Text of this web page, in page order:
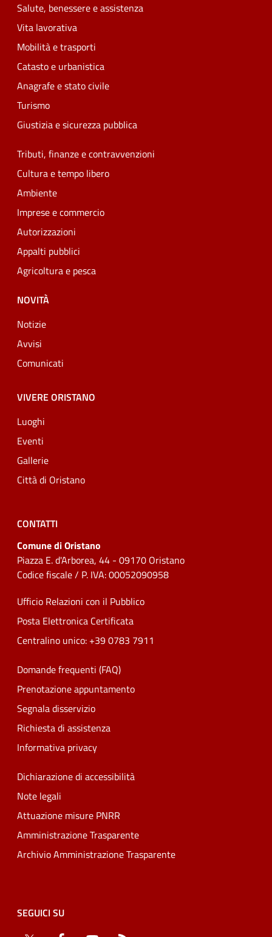
Salute, benessere e assistenza
Vita lavorativa
Mobilità e trasporti
Catasto e urbanistica
Anagrafe e stato civile
Turismo
Giustizia e sicurezza pubblica
Tributi, finanze e contravvenzioni
Cultura e tempo libero
Ambiente
Imprese e commercio
Autorizzazioni
Appalti pubblici
Agricoltura e pesca
NOVITÀ
Notizie
Avvisi
Comunicati
VIVERE ORISTANO
Luoghi
Eventi
Gallerie
Città di Oristano
CONTATTI
Comune di Oristano
Piazza E. d'Arborea, 44 - 09170 Oristano
Codice fiscale / P. IVA: 00052090958
Ufficio Relazioni con il Pubblico
Posta Elettronica Certificata
Centralino unico: +39 0783 7911
Domande frequenti (FAQ)
Prenotazione appuntamento
Segnala disservizio
Richiesta di assistenza
Informativa privacy
Dichiarazione di accessibilità
Note legali
Attuazione misure PNRR
Amministrazione Trasparente
Archivio Amministrazione Trasparente
SEGUICI SU